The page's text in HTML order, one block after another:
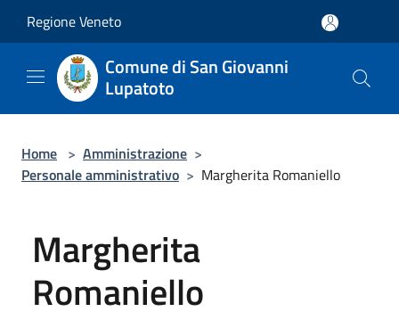
Regione Veneto
Comune di San Giovanni
Lupatoto
Home > Amministrazione >
Personale amministrativo > Margherita Romaniello
Margherita
Romaniello